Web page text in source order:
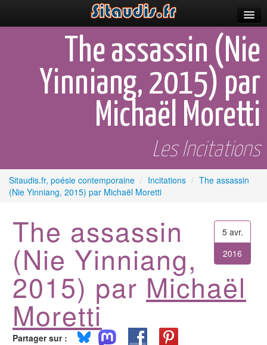
Poèmes et fictions
Prescriptions
The assassin (Nie
Yinniang, 2015) par
Michaël Moretti
Les Incitations
Sitaudis.fr, poésie contemporaine / Incitations / The assassin
(Nie Yinniang, 2015) par Michaël Moretti
5 avr.
2016
The assassin
(Nie Yinniang,
2015) par Michaël
Moretti
Partager sur :